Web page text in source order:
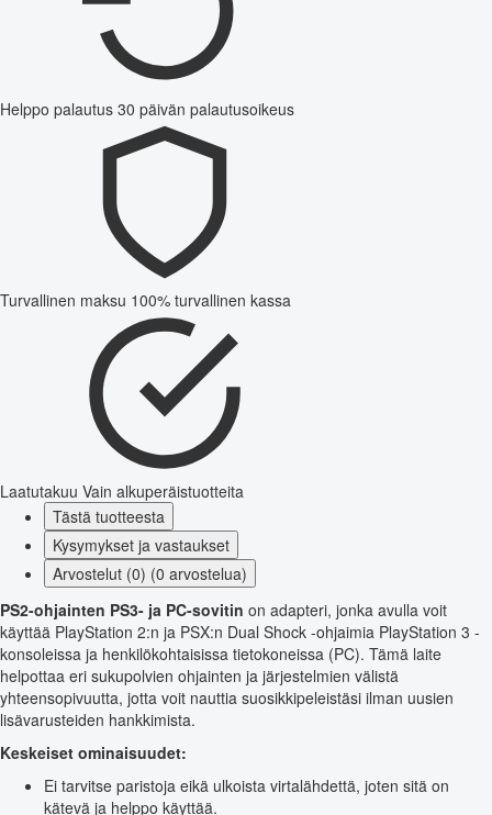
Helppo palautus 30 päivän palautusoikeus
Turvallinen maksu 100% turvallinen kassa
Laatutakuu Vain alkuperäistuotteita
Tästä tuotteesta
Kysymykset ja vastaukset
Arvostelut (0) (0 arvostelua)
PS2-ohjainten PS3- ja PC-sovitin on adapteri, jonka avulla voit
käyttää PlayStation 2:n ja PSX:n Dual Shock -ohjaimia PlayStation 3 -
konsoleissa ja henkilökohtaisissa tietokoneissa (PC). Tämä laite
helpottaa eri sukupolvien ohjainten ja järjestelmien välistä
yhteensopivuutta, jotta voit nauttia suosikkipeleistäsi ilman uusien
lisävarusteiden hankkimista.
Keskeiset ominaisuudet:
Ei tarvitse paristoja eikä ulkoista virtalähdettä, joten sitä on
kätevä ja helppo käyttää.